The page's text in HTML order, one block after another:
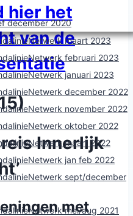
december 2020
maart 2023
februari 2023
januari 2023
december 2022
november 2022
oktober 2022
maart 2022
jan feb 2022
sept/december
mei/aug 2021
hier het
van de
Innerlijk
met